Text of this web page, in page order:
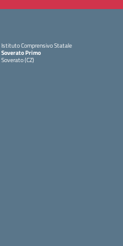
Istituto Comprensivo Statale
Soverato Primo
Soverato (CZ)